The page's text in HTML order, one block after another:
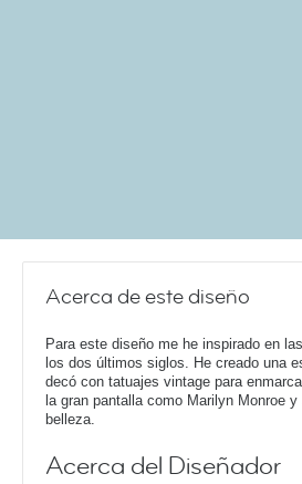
Acerca de este diseño
Para este diseño me he inspirado en
los dos últimos siglos. He creado una
decó con tatuajes vintage para
la gran pantalla como Marilyn Monroe
belleza.
Acerca del Diseñador